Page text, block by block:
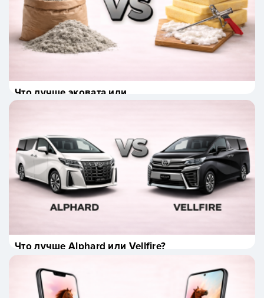
Что лучше эковата или
пенополиуретан?
Что лучше Alphard или Vellfire?